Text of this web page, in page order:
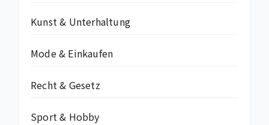
Kunst & Unterhaltung
Mode & Einkaufen
Recht & Gesetz
Sport & Hobby